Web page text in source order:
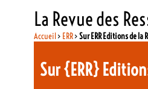
La Revue des
Accueil> ERR>Sur ERR Editions de la
Sur {ERR}